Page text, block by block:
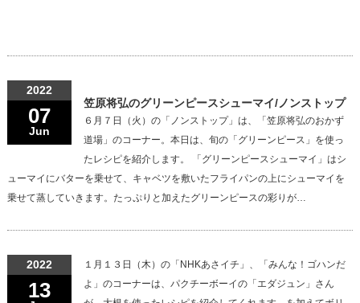
2022
07
Jun
笠原将弘のグリーンピースシューマイ/ノンストップ
６月７日（火）の「ノンストップ」は、「笠原将弘のおかず
道場」のコーナー。本日は、旬の「グリーンピース」を使っ
たレシピを紹介します。 「グリーンピースシューマイ」はシ
ューマイにバターを乗せて、キャベツを敷いたフライパンの上にシューマイを
乗せて蒸していきます。たっぷりと加えたグリーンピースの彩りが…
2022
13
１月１３日（木）の「NHKあさイチ」、「みんな！ゴハンだ
よ」のコーナーは、パクチーボーイの「エダジュン」さん